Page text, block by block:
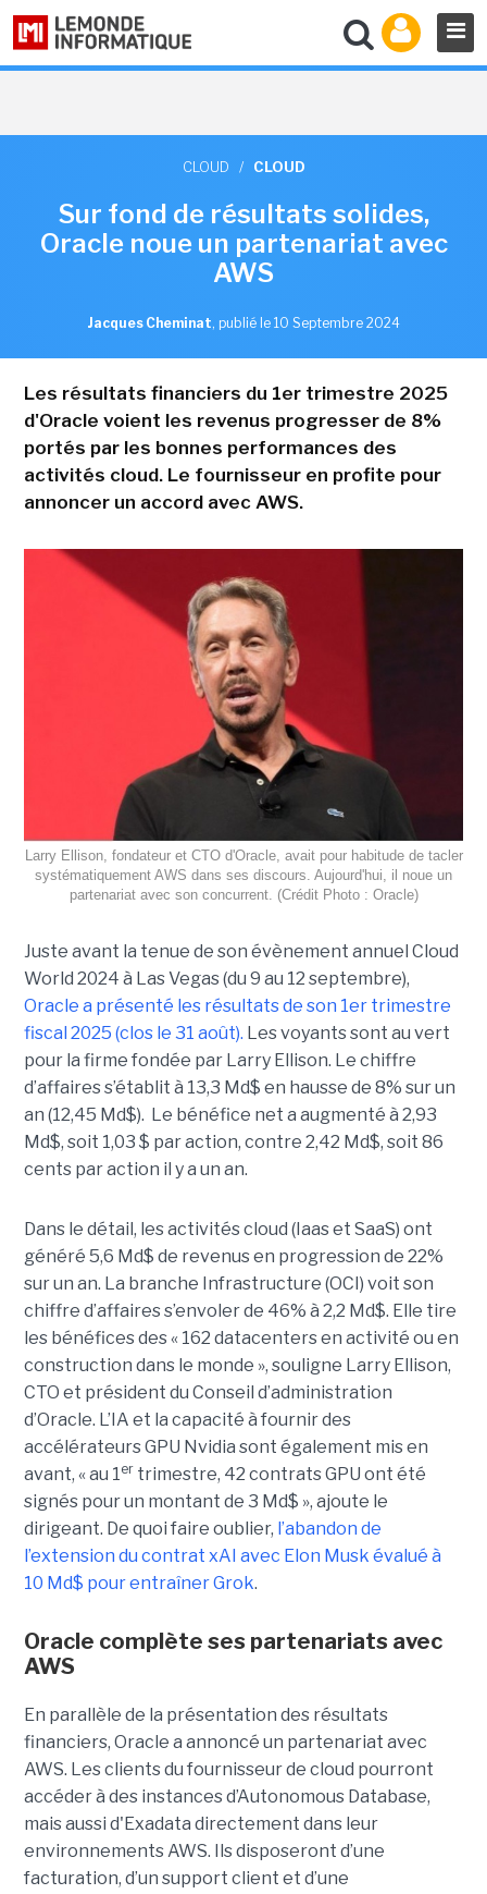
CLOUD / CLOUD
Sur fond de résultats solides,
Oracle noue un partenariat avec
AWS
Jacques Cheminat, publié le 10 Septembre 2024
Les résultats financiers du 1er trimestre 2025
d'Oracle voient les revenus progresser de 8%
portés par les bonnes performances des
activités cloud. Le fournisseur en profite pour
annoncer un accord avec AWS.
Larry Ellison, fondateur et CTO d'Oracle, avait pour habitude de tacler
systématiquement AWS dans ses discours. Aujourd'hui, il noue un
partenariat avec son concurrent. (Crédit Photo : Oracle)
Juste avant la tenue de son évènement annuel Cloud
World 2024 à Las Vegas (du 9 au 12 septembre),
Oracle a présenté les résultats de son 1er trimestre
fiscal 2025 (clos le 31 août). Les voyants sont au vert
pour la firme fondée par Larry Ellison. Le chiffre
d’affaires s’établit à 13,3 Md$ en hausse de 8% sur un
an (12,45 Md$). Le bénéfice net a augmenté à 2,93
Md$, soit 1,03 $ par action, contre 2,42 Md$, soit 86
cents par action il y a un an.
Dans le détail, les activités cloud (Iaas et SaaS) ont
généré 5,6 Md$ de revenus en progression de 22%
sur un an. La branche Infrastructure (OCI) voit son
chiffre d’affaires s’envoler de 46% à 2,2 Md$. Elle tire
les bénéfices des « 162 datacenters en activité ou en
construction dans le monde », souligne Larry Ellison,
CTO et président du Conseil d’administration
d’Oracle. L’IA et la capacité à fournir des
accélérateurs GPU Nvidia sont également mis en
avant, « au 1er trimestre, 42 contrats GPU ont été
signés pour un montant de 3 Md$ », ajoute le
dirigeant. De quoi faire oublier, l’abandon de
l’extension du contrat xAI avec Elon Musk évalué à
10 Md$ pour entraîner Grok.
Oracle complète ses partenariats avec
AWS
En parallèle de la présentation des résultats
financiers, Oracle a annoncé un partenariat avec
AWS. Les clients du fournisseur de cloud pourront
accéder à des instances d’Autonomous Database,
mais aussi d'Exadata directement dans leur
environnements AWS. Ils disposeront d’une
facturation, d’un support client et d’une